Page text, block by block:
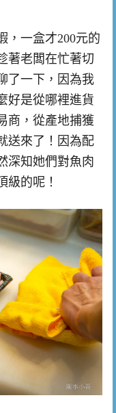
，一盒才200元的
著老闆在忙著切
了一下，因為我
好是從哪裡進貨
商，從產地捕獲
送來了！因為配
深知她們對魚肉
級的呢！